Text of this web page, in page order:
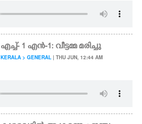
എച്ച്- 1 എൻ-1: വീട്ടമ്മ മരിച്ചു
KERALA > GENERAL | THU JUN, 12:44 AM